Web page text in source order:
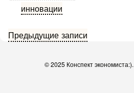
инновации
Навигация
Предыдущие записи
© 2025 Конспект